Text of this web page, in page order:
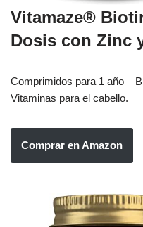
Vitamaze®
Dosis con Zinc
Comprimidos para 1 año –
Vitaminas para el cabello.
Comprar en Amazon